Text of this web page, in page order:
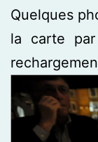
Quelques
la carte